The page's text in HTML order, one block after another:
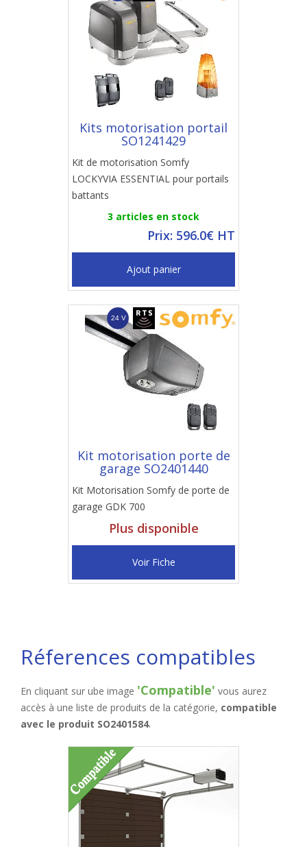
Kits motorisation portail
SO1241429
Kit de motorisation Somfy
LOCKYVIA ESSENTIAL pour portails
battants
3 articles en stock
Prix: 596.0€ HT
Ajout panier
Kit motorisation porte de
garage SO2401440
Kit Motorisation Somfy de porte de
garage GDK 700
Plus disponible
Voir Fiche
Réferences compatibles
En cliquant sur ube image 'Compatible' vous aurez
accès à une liste de produits de la catégorie, compatible
avec le produit SO2401584.